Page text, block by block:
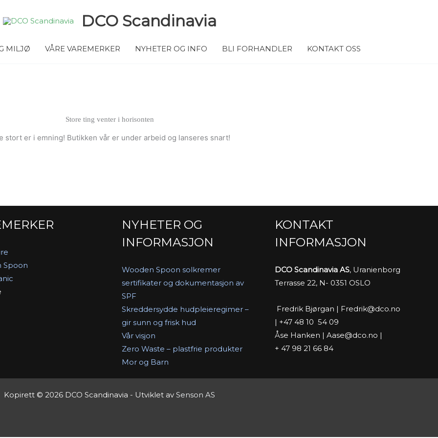
DCO Scandinavia
MILJØ VÅRE VAREMERKER NYHETER OG INFO BLI FORHANDLER KONTAKT OSS
Store ting venter i horisonten
stort er i emning! Butikken vår er under arbeid og lanseres snart!
Spoon
NYHETER OG
INFORMASJON
Wooden Spoon solkremer
sertifikater og dokumentasjon av
SPF
Skreddersydde hudpleieregimer –
gir sunn og frisk hud
Vår visjon
Zero Waste – plastfrie produkter
Mor og Barn
KONTAKT
INFORMASJON
DCO Scandinavia AS, Uranienborg
Terrasse 22, N- 0351 OSLO
Fredrik Bjørgan | Fredrik@dco.no
| +47 48 10 54 09
Åse Hanken | Aase@dco.no |
+ 47 98 21 66 84
Kopirett © 2026 DCO Scandinavia - Utviklet av Senson AS